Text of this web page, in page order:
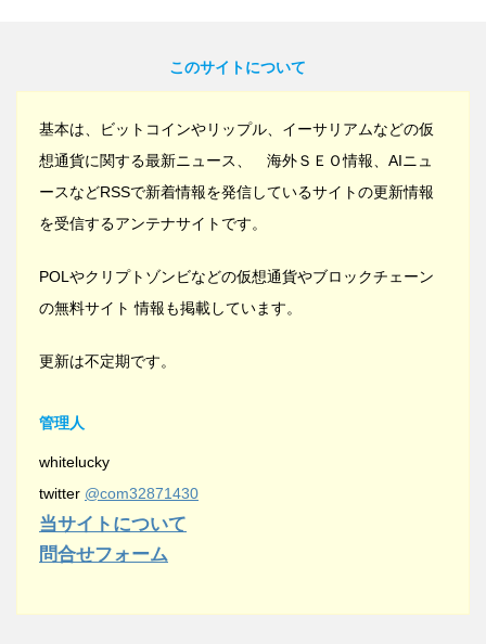
このサイトについて
基本は、ビットコインやリップル、イーサリアムなどの仮
想通貨に関する最新ニュース、 海外ＳＥＯ情報、AIニュ
ースなどRSSで新着情報を発信しているサイトの更新情報
を受信するアンテナサイトです。
POLやクリプトゾンビなどの仮想通貨やブロックチェーン
の無料サイト 情報も掲載しています。
更新は不定期です。
管理人
whitelucky
twitter @com32871430
当サイトについて
問合せフォーム